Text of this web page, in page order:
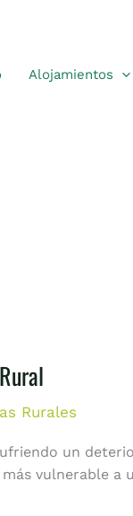
Alojamientos
Rurales
un
vulnerable